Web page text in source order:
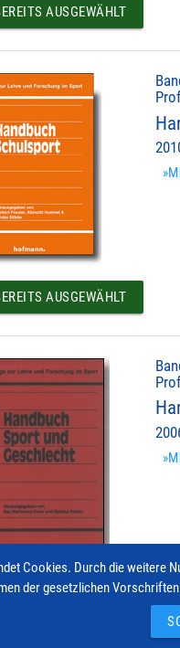
AUSGEWÄHLT
AUSGEWÄHLT
AUSGEWÄHLT
Cookies. Durch die weitere
der gesetzlichen